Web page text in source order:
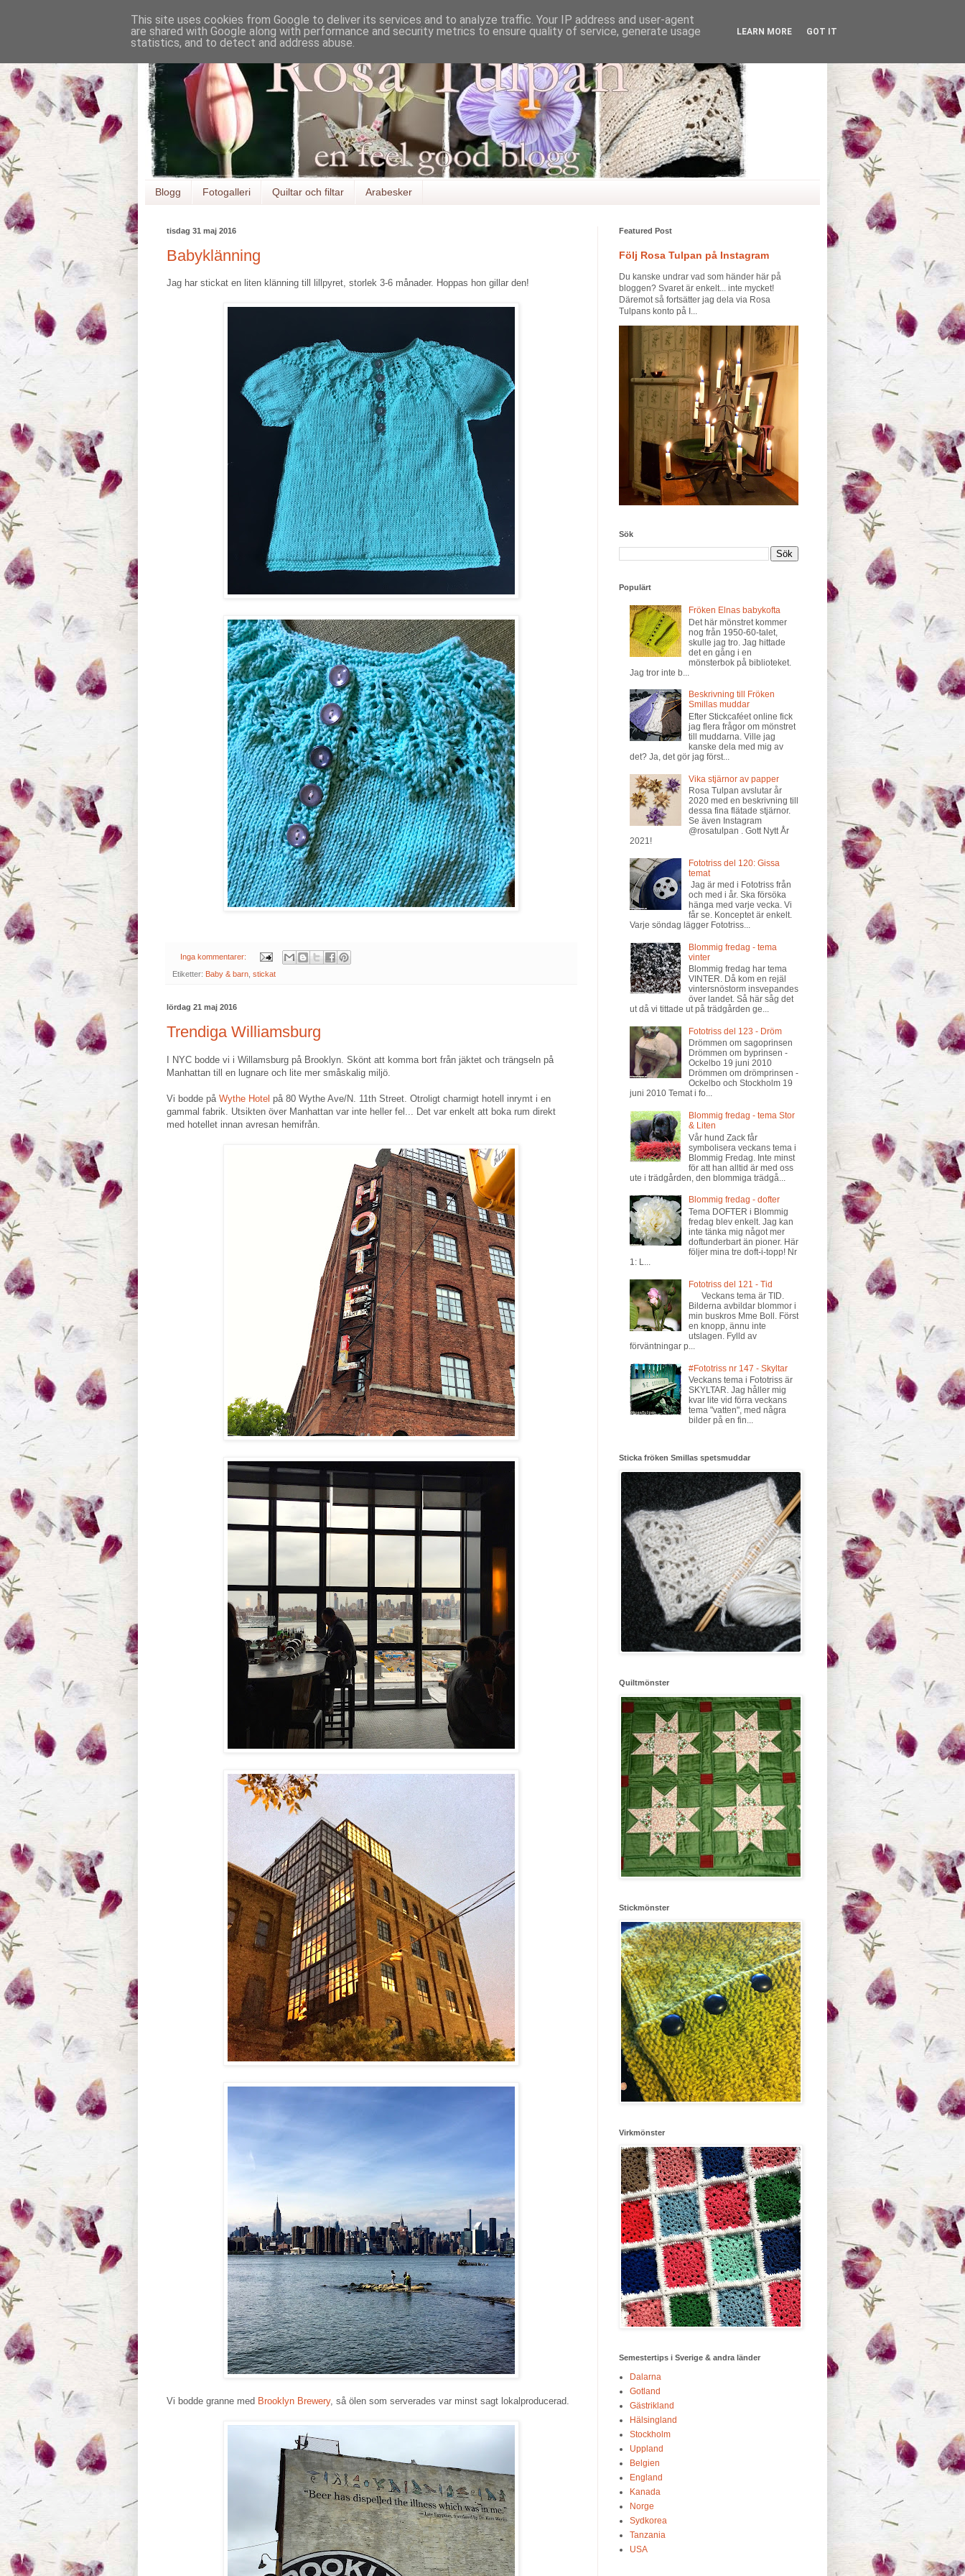
Blogg Fotogalleri Quiltar och filtar Arabesker
tisdag 31 maj 2016
Babyklänning
Jag har stickat en liten klänning till lillpyret, storlek 3-6 månader. Hoppas hon gillar den!
Inga kommentarer:
Etiketter: Baby & barn stickat
lördag 21 maj 2016
Trendiga Williamsburg
I NYC bodde vi i Willamsburg på Brooklyn. Skönt att komma bort från jäktet och trängseln på
Manhattan till en lugnare och lite mer småskalig miljö.
Vi bodde på Wythe Hotel på 80 Wythe Ave/N. 11th Street. Otroligt charmigt hotell inrymt i en
gammal fabrik. Utsikten över Manhattan var inte heller fel... Det var enkelt att boka rum direkt
med hotellet innan avresan hemifrån.
Vi bodde granne med Brooklyn Brewery, så ölen som serverades var minst sagt lokalproducerad.
Featured Post
Följ Rosa Tulpan på Instagram
Du kanske undrar vad som händer här på
bloggen? Svaret är enkelt... inte mycket!
Däremot så fortsätter jag dela via Rosa
Tulpans konto på I...
Sök
Populärt
Fröken Elnas babykofta
Det här mönstret kommer
nog från 1950-60-talet,
skulle jag tro. Jag hittade
det en gång i en
mönsterbok på biblioteket.
Jag tror inte b...
Beskrivning till Fröken
Smillas muddar
Efter Stickcaféet online fick
jag flera frågor om mönstret
till muddarna. Ville jag
kanske dela med mig av
det? Ja, det gör jag först...
Vika stjärnor av papper
Rosa Tulpan avslutar år
2020 med en beskrivning till
dessa fina flätade stjärnor.
Se även Instagram
@rosatulpan . Gott Nytt År
2021!
Fototriss del 120: Gissa
temat
Jag är med i Fototriss från
och med i år. Ska försöka
hänga med varje vecka. Vi
får se. Konceptet är enkelt.
Varje söndag lägger Fototriss...
Blommig fredag - tema
vinter
Blommig fredag har tema
VINTER. Då kom en rejäl
vintersnöstorm insvepandes
över landet. Så här såg det
ut då vi tittade ut på trädgården ge...
Fototriss del 123 - Dröm
Drömmen om sagoprinsen
Drömmen om byprinsen -
Ockelbo 19 juni 2010
Drömmen om drömprinsen -
Ockelbo och Stockholm 19
juni 2010 Temat i fo...
Blommig fredag - tema Stor
& Liten
Vår hund Zack får
symbolisera veckans tema i
Blommig Fredag. Inte minst
för att han alltid är med oss
ute i trädgården, den blommiga trädgå...
Blommig fredag - dofter
Tema DOFTER i Blommig
fredag blev enkelt. Jag kan
inte tänka mig något mer
doftunderbart än pioner. Här
följer mina tre doft-i-topp! Nr
1: L...
Fototriss del 121 - Tid
Veckans tema är TID.
Bilderna avbildar blommor i
min buskros Mme Boll. Först
en knopp, ännu inte
utslagen. Fylld av
förväntningar p...
#Fototriss nr 147 - Skyltar
Veckans tema i Fototriss är
SKYLTAR. Jag håller mig
kvar lite vid förra veckans
tema "vatten", med några
bilder på en fin...
Sticka fröken Smillas spetsmuddar
Quiltmönster
Stickmönster
Virkmönster
Semestertips i Sverige & andra länder
Dalarna
Gotland
Gästrikland
Hälsingland
Stockholm
Uppland
Belgien
England
Kanada
Norge
Sydkorea
Tanzania
USA
This site uses cookies from Google to deliver its services and to analyze traffic. Your IP address and user-agent
are shared with Google along with performance and security metrics to ensure quality of service, generate usage
statistics, and to detect and address abuse.
LEARN MORE GOT IT